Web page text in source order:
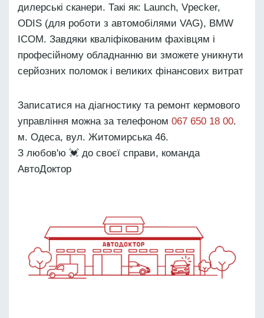
дилерські сканери. Такі як: Launch, Vpecker,
ODIS (для роботи з автомобілями VAG), BMW
ICOM. Завдяки кваліфікованим фахівцям і
професійному обладнанню ви зможете уникнути
серйозних поломок і великих фінансових витрат
Записатися на діагностику та ремонт кермового
управління можна за телефоном 067 650 18 00.
м. Одеса, вул. Житомирська 46.
З любов'ю 💓 до своєї справи, команда
АвтоДоктор